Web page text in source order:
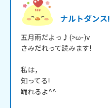
ナルトダンス!
五月雨だよっ♪(>ω-)v
さみだれって読みます!
私は，
知ってる!
踊れるよ^^